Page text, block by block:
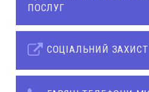
ПОСЛУГ
СОЦІАЛЬНИЙ ЗАХИСТ